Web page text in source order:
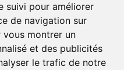
suivi pour améliorer
de navigation sur
montrer un
et des publicités
le trafic de notre
font l'objet d'un certificat
d'expertise pour les objets